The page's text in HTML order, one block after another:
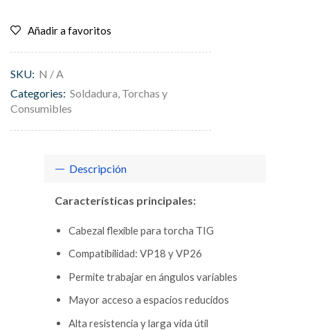
Añadir a favoritos
SKU: N / A
Categories: Soldadura, Torchas y
Consumibles
Descripción
Características principales:
Cabezal flexible para torcha TIG
Compatibilidad: VP18 y VP26
Permite trabajar en ángulos variables
Mayor acceso a espacios reducidos
Alta resistencia y larga vida útil